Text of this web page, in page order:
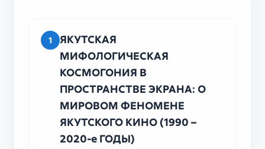
1
ЯКУТСКАЯ
МИФОЛОГИЧЕСКАЯ
КОСМОГОНИЯ В
ПРОСТРАНСТВЕ ЭКРАНА: О
МИРОВОМ ФЕНОМЕНЕ
ЯКУТСКОГО КИНО (1990 –
2020-е ГОДЫ)